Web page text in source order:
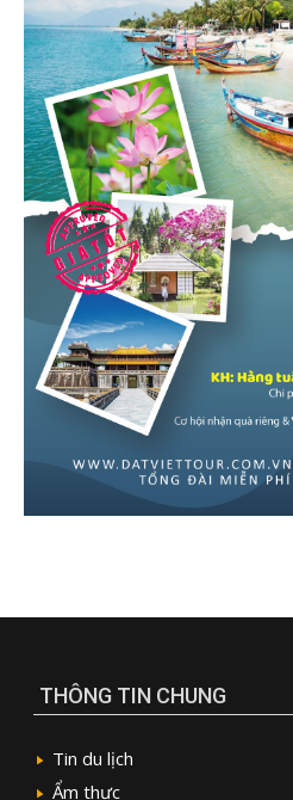
THÔNG TIN CHUNG
Tin du lịch
Ẩm thực